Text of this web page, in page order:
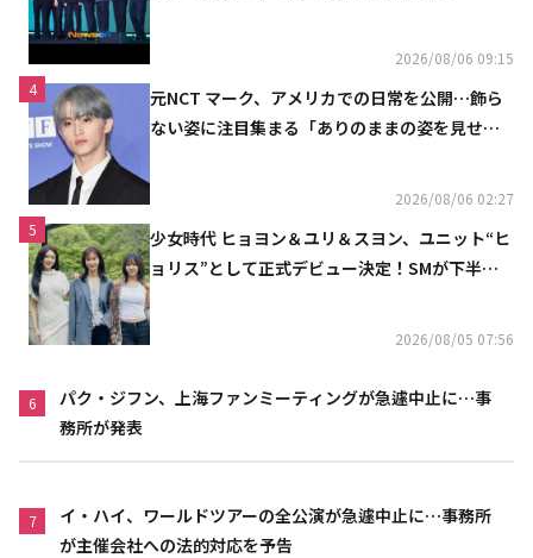
2026/08/06 09:15
4
元NCT マーク、アメリカでの日常を公開…飾ら
ない姿に注目集まる「ありのままの姿を見せた
2026/08/06 02:27
5
少女時代 ヒョヨン＆ユリ＆スヨン、ユニット“ヒ
ョリス”として正式デビュー決定！SMが下半期
2026/08/05 07:56
6
パク・ジフン、上海ファンミーティングが急遽中止に…事
務所が発表
7
イ・ハイ、ワールドツアーの全公演が急遽中止に…事務所
が主催会社への法的対応を予告